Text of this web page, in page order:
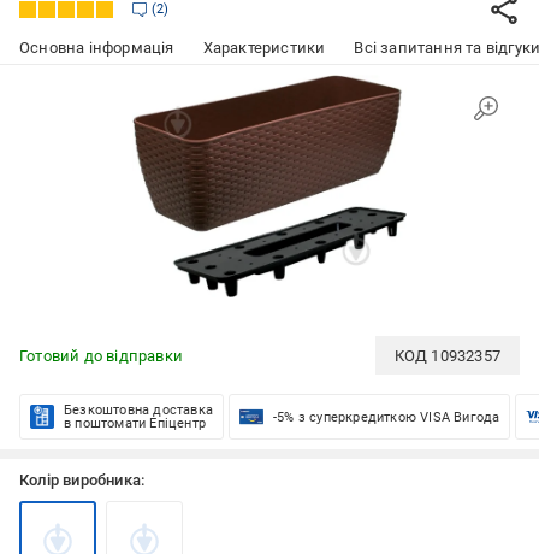
2
Основна інформація Характеристики Всі запитання та
Готовий до відправки КОД 10932357
Безкоштовна доставка
в поштомати Епіцентр
-5% з суперкредиткою VISA Вигода
Колір виробника: